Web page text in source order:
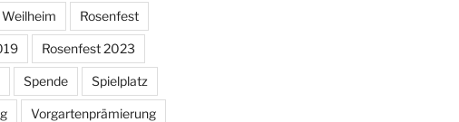
Rosenfest
Rosenfest 2023
Spende Spielplatz
Vorgartenprämierung